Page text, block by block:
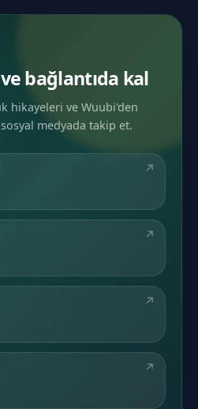
bağlantıda kal
hikayeleri ve Wuubi'den
medyada takip et.
↗
↗
↗
↗